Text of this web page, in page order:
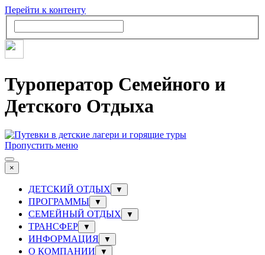
Перейти к контенту
Туроператор Семейного и
Детского Отдыха
Пропустить меню
×
ДЕТСКИЙ ОТДЫХ ▼
ПРОГРАММЫ ▼
СЕМЕЙНЫЙ ОТДЫХ ▼
ТРАНСФЕР ▼
ИНФОРМАЦИЯ ▼
О КОМПАНИИ ▼